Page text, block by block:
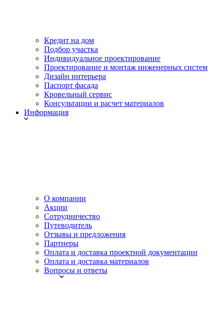
Кредит на дом
Подбор участка
Индивидуальное проектирование
Проектирование и монтаж инженерных систем
Дизайн интерьера
Паспорт фасада
Кровельный сервис
Консультации и расчет материалов
Информация
О компании
Акции
Сотрудничество
Путеводитель
Отзывы и предложения
Партнеры
Оплата и доставка проектной документации
Оплата и доставка материалов
Вопросы и ответы